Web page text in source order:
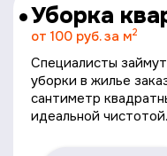
Уборка
от 100 руб. за м2
Специалисты
уборки в жилье
сантиметр
идеальной чистотой.